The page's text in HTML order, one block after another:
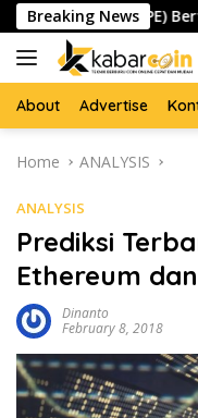
Skip
to
content
Breaking News
($PEPE) Bertahan
About Advertise
Home ANALYSIS
ANALYSIS
Prediksi
Ethereum
Dinanto
February 8, 2018